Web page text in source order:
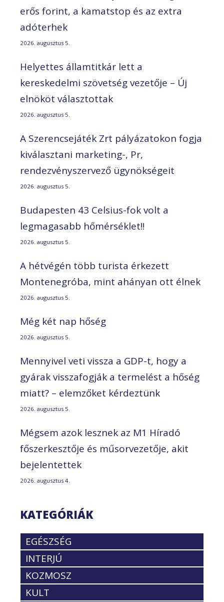
erős forint, a kamatstop és az extra
adóterhek
2026. augusztus 5.
Helyettes államtitkár lett a
kereskedelmi szövetség vezetője – Új
elnököt választottak
2026. augusztus 5.
A Szerencsejáték Zrt pályázatokon fogja
kiválasztani marketing-, Pr,
rendezvényszervező ügynökségeit
2026. augusztus 5.
Budapesten 43 Celsius-fok volt a
legmagasabb hőmérséklet!!
2026. augusztus 5.
A hétvégén több turista érkezett
Montenegróba, mint ahányan ott élnek
2026. augusztus 5.
Még két nap hőség
2026. augusztus 5.
Mennyivel veti vissza a GDP-t, hogy a
gyárak visszafogják a termelést a hőség
miatt? – elemzőket kérdeztünk
2026. augusztus 5.
Mégsem azok lesznek az M1 Híradó
főszerkesztője és műsorvezetője, akit
bejelentettek
2026. augusztus 4.
KATEGÓRIÁK
EGÉSZSÉG
INTERJÚ
KOZMOSZ
KULT